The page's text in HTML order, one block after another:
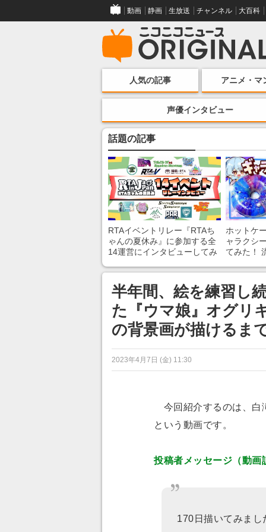
動画 静画 生放送 チャンネル 大百科
人気の記事 アニメ・マ
声優インタビュー
話題の記事
RTAイベントリレー『RTAち
ゃんの夏休み』に参加する全
14運営にインタビューしてみ
ンネルの貸し出しを利用し8/9
から1週間にわたって開催
ホットケ
ャラクシ
てみた！
半年間、絵を練習し
た『ウマ娘』オグリ
の背景画が描けるま
2023年4月7日 (金) 11:30
今回紹介するのは、白
という動画です。
投稿者メッセージ（動画
170日描いてみまし